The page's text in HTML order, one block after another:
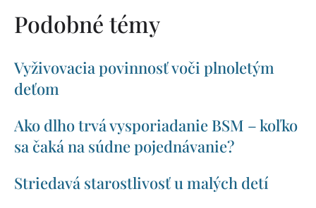
Podobné témy
Vyživovacia povinnosť voči plnoletým
deťom
Ako dlho trvá vysporiadanie BSM – koľko
sa čaká na súdne pojednávanie?
Striedavá starostlivosť u malých detí